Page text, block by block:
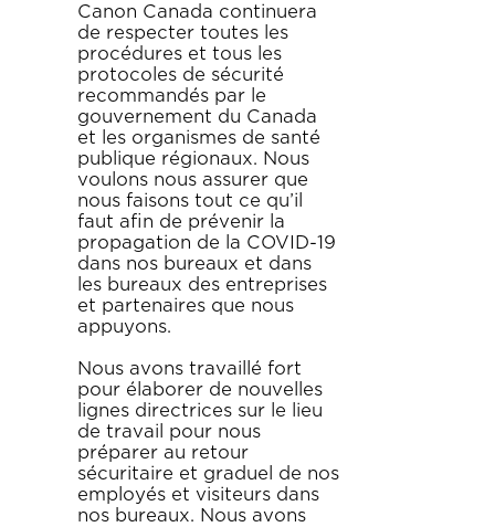
Canon Canada continuera
de respecter toutes les
procédures et tous les
protocoles de sécurité
recommandés par le
gouvernement du Canada
et les organismes de santé
publique régionaux. Nous
voulons nous assurer que
nous faisons tout ce qu’il
faut afin de prévenir la
propagation de la COVID-19
dans nos bureaux et dans
les bureaux des entreprises
et partenaires que nous
appuyons.
Nous avons travaillé fort
pour élaborer de nouvelles
lignes directrices sur le lieu
de travail pour nous
préparer au retour
sécuritaire et graduel de nos
employés et visiteurs dans
nos bureaux. Nous avons